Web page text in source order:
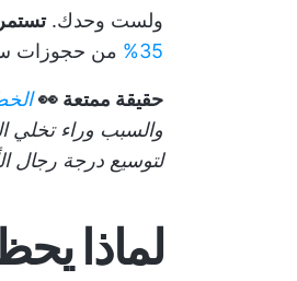
ولست وحدك.
35%
من حجوزات
حقيقة ممتعة 👀
والسبب وراء تخلي
لتوسيع درجة رجال
لماذا